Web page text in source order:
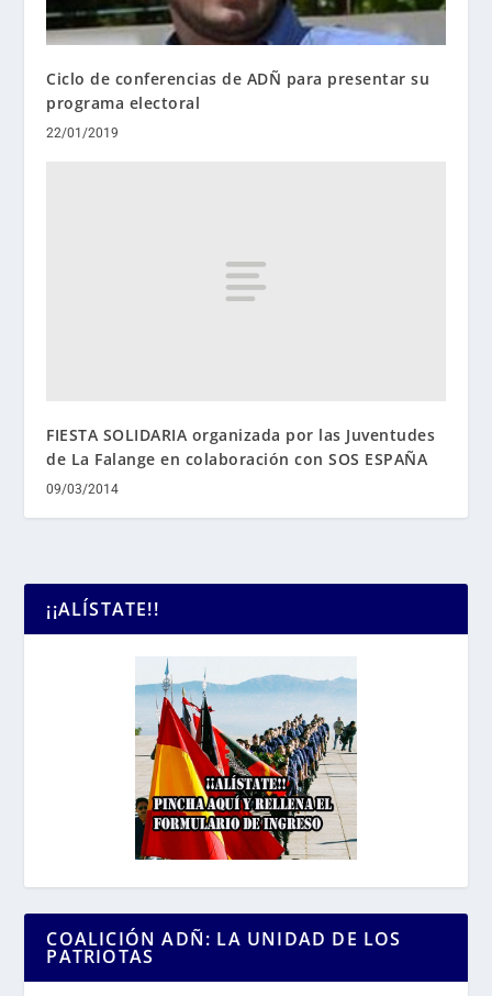
Ciclo de conferencias de ADÑ para presentar su
programa electoral
22/01/2019
FIESTA SOLIDARIA organizada por las Juventudes
de La Falange en colaboración con SOS ESPAÑA
09/03/2014
¡¡ALÍSTATE!!
COALICIÓN ADÑ: LA UNIDAD DE LOS
PATRIOTAS